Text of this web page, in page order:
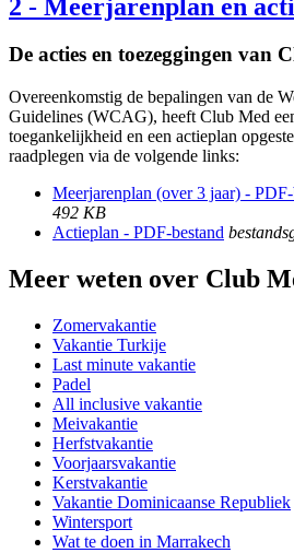
2 - Meerjarenplan en
De acties en toezeggingen van
Overeenkomstig de bepalingen van de
Guidelines (WCAG), heeft Club Med
toegankelijkheid en een actieplan
raadplegen via de volgende links:
Meerjarenplan (over 3 jaar) - PDF-
492 KB
Actieplan - PDF-bestand
Meer weten over Club
Zomervakantie
Vakantie Turkije
Last minute vakantie
Padel
All inclusive vakantie
Meivakantie
Herfstvakantie
Voorjaarsvakantie
Kerstvakantie
Vakantie Dominicaanse Republiek
Wintersport
Wat te doen in Marrakech